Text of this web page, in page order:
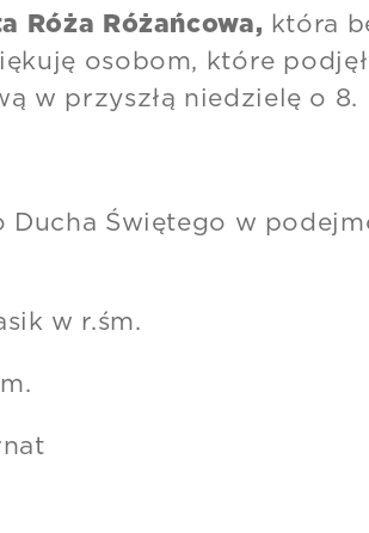
Róża Różańcowa, która
osobom, które
w przyszłą niedzielę o 8.
Ducha Świętego w
w r.śm.